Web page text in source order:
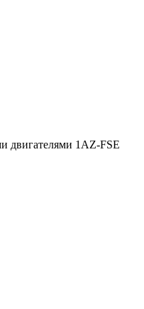
двигателями 1AZ-FSE